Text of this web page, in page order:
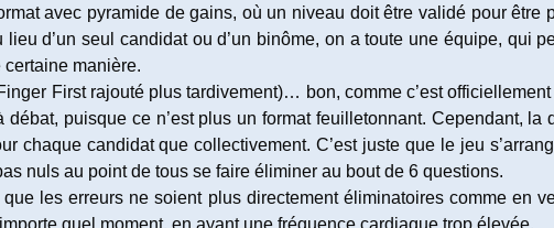
avec pyramide de gains, où un niveau doit être validé pour être
lieu d’un seul candidat ou d’un binôme, on a toute une équipe, qui
certaine manière.
First rajouté plus tardivement)… bon, comme c’est
puisque ce n’est plus un format feuilletonnant. Cependant, la
chaque candidat que collectivement. C’est juste que le jeu
nuls au point de tous se faire éliminer au bout de 6 questions.
les erreurs ne soient plus directement éliminatoires comme en
quel moment, en ayant une fréquence cardiaque trop élevée.